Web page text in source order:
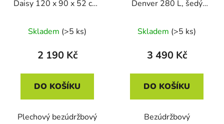
Daisy 120 x 90 x 52 cm,
Skladem (>5 ks)
2 190 Kč
DO KOŠÍKU
Plechový bezúdržbový
Denver 280 L, šedý
Skladem (>5 ks)
3 490 Kč
DO KOŠÍKU
Bezúdržbový